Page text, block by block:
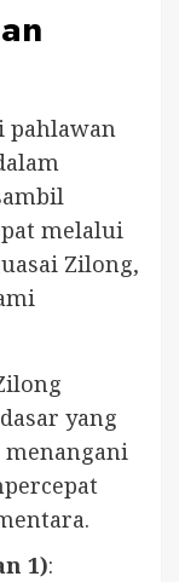
pahlawan
melalui
Zilong,
yang
menangani
1):